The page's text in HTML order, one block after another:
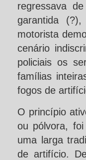
regressava
garantida
motorista
cenário
policiais os
famílias
fogos de
O princípio
ou pólvora,
uma larga
de artifício.